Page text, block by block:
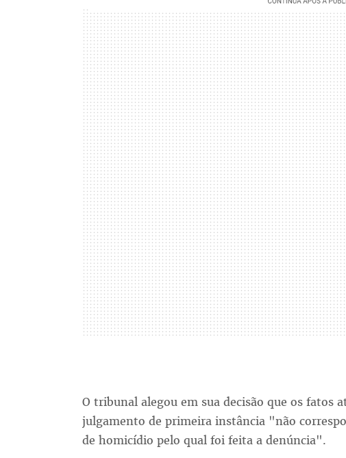
O tribunal alegou em sua decisão que os fatos
julgamento de primeira instância "não
de homicídio pelo qual foi feita a denúncia".